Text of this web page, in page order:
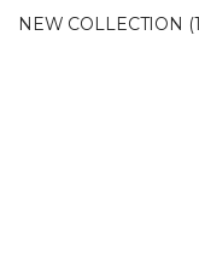
NEW COLLECTION